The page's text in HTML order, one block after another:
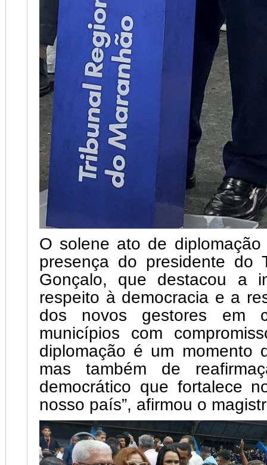
O solene ato de
presença do presidente do
Gonçalo, que destacou a
respeito à democracia e a
dos novos gestores em
municípios com
diplomação é um momento
mas também de
democrático que fortalece
nosso país”, afirmou o